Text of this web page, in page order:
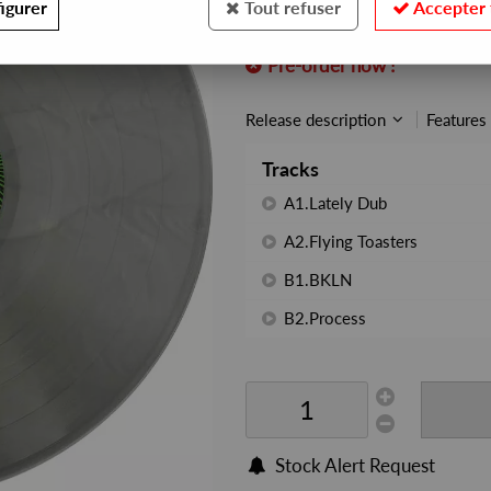
PHONOGRAMME55
Pre-order now !
Release description Features
Tracks
A1.Lately Dub
A2.Flying Toasters
B1.BKLN
B2.Process
Stock Alert Request
Tout refuser Accepter